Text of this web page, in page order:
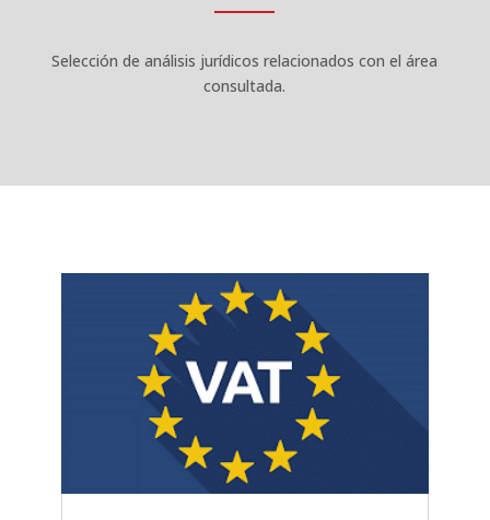
Selección de análisis jurídicos relacionados con el área
consultada.